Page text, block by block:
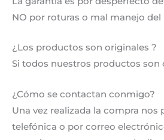
NO por roturas o mal manejo del
¿Los productos son originales ?
Si todos nuestros productos son
¿Cómo se contactan conmigo?
Una vez realizada la compra nos
telefónica o por correo